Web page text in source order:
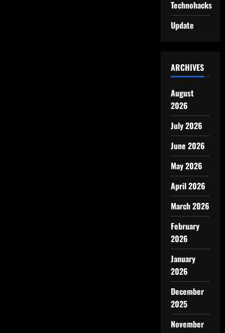
Technohacks
Update
ARCHIVES
August
2026
July 2026
June 2026
May 2026
April 2026
March 2026
February
2026
January
2026
December
2025
November